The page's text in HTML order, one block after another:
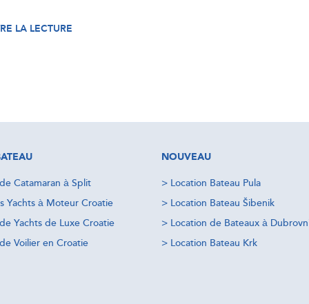
LA LECTURE
Catamaran à Split
Yachts à Moteur Croatie
Yachts de Luxe Croatie
Voilier en Croatie
NOUVEAU
> Location Bateau Pula
> Location Bateau Šibenik
> Location de Bateaux à
> Location Bateau Krk